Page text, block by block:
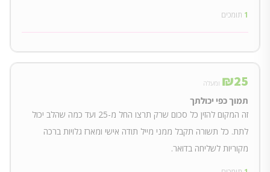
1 תומכים
₪25 ומעלה
תמוך כפי יכולתך
זה המקום להזין כל סכום שרק תרצו החל מ-25 ועד כמה שהלב יכול
לתת. כל תשורה תקבל ממני מייל תודה אישי ומארז גלויות ברכה
מקוריות לשליחה בדואר.